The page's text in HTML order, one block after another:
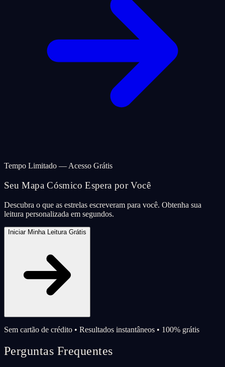
Tempo Limitado — Acesso Grátis
Seu Mapa Cósmico Espera por Você
Descubra o que as estrelas escreveram para você. Obtenha sua
leitura personalizada em segundos.
Iniciar Minha Leitura Grátis
Sem cartão de crédito • Resultados instantâneos • 100% grátis
Perguntas Frequentes